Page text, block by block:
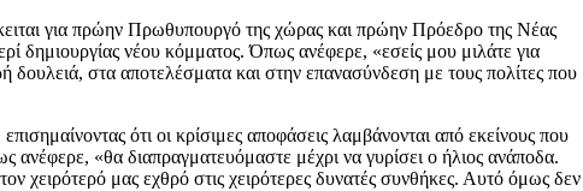
για πρώην Πρωθυπουργό της χώρας και πρώην Πρόεδρο της Νέας
δημιουργίας νέου κόμματος. Όπως ανέφερε, «εσείς μου μιλάτε για
δουλειά, στα αποτελέσματα και στην επανασύνδεση με τους πολίτες που
ότι οι κρίσιμες αποφάσεις λαμβάνονται από εκείνους που
«θα διαπραγματευόμαστε μέχρι να γυρίσει ο ήλιος ανάποδα.
χειρότερό μας εχθρό στις χειρότερες δυνατές συνθήκες. Αυτό όμως δεν